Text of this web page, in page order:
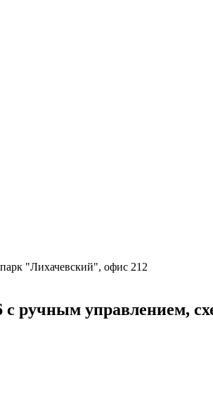
"Лихачевский", офис 212
ручным управлением,